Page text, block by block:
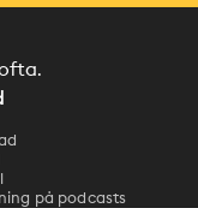
på podcasts